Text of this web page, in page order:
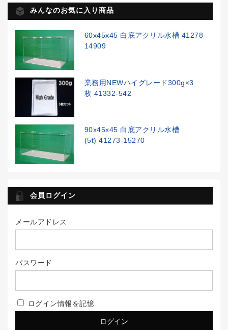
みんなのお気に入り商品
60x45x45 白底アクリル水槽 41278-
14909
業務用NEWハイグレード300g×3
枚 41332-542
90x45x45 白底アクリル水槽
(5t) 41273-15270
会員ログイン
メールアドレス
パスワード
ログイン情報を記憶